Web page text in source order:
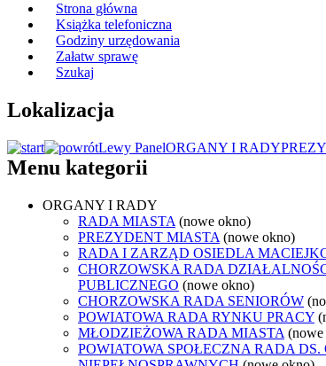
Strona główna
Książka telefoniczna
Godziny urzędowania
Załatw sprawę
Szukaj
Lokalizacja
Lewy PanelORGANY I RADY
Menu kategorii
ORGANY I RADY
RADA MIASTA (nowe okno)
PREZYDENT MIASTA (nowe okno)
RADA I ZARZĄD OSIEDLA
CHORZOWSKA RADA
PUBLICZNEGO (nowe okno)
CHORZOWSKA RADA SENIORÓW
POWIATOWA RADA RYNKU PRACY
MŁODZIEŻOWA RADA MIASTA
POWIATOWA SPOŁECZNA RADA DS.